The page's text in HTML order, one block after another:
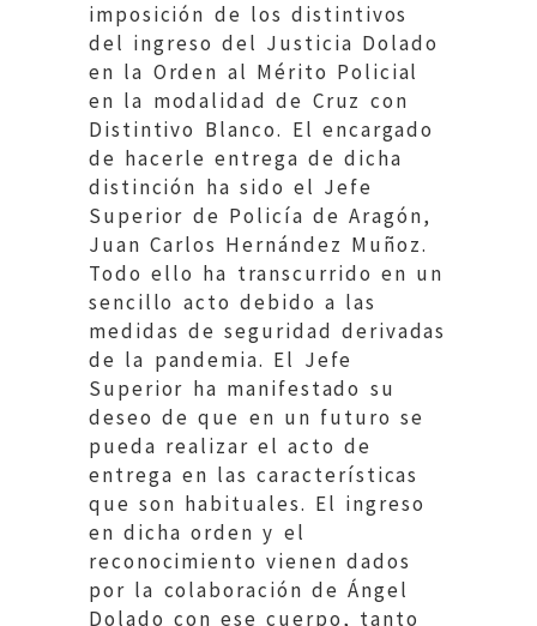
imposición de los distintivos
del ingreso del Justicia Dolado
en la Orden al Mérito Policial
en la modalidad de Cruz con
Distintivo Blanco. El encargado
de hacerle entrega de dicha
distinción ha sido el Jefe
Superior de Policía de Aragón,
Juan Carlos Hernández Muñoz.
Todo ello ha transcurrido en un
sencillo acto debido a las
medidas de seguridad derivadas
de la pandemia. El Jefe
Superior ha manifestado su
deseo de que en un futuro se
pueda realizar el acto de
entrega en las características
que son habituales. El ingreso
en dicha orden y el
reconocimiento vienen dados
por la colaboración de Ángel
Dolado con ese cuerpo, tanto